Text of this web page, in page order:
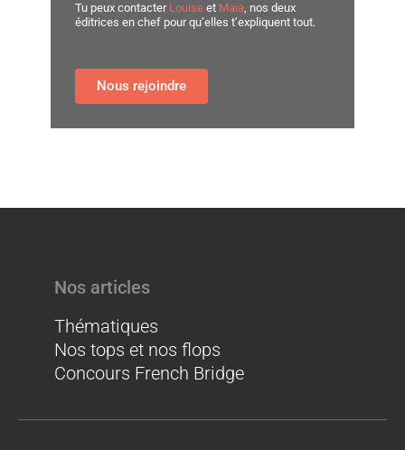
Tu peux contacter Louise et Maïa, nos deux
éditrices en chef pour qu’elles t’expliquent tout.
Nous rejoindre
Nos articles
Thématiques
Nos tops et nos flops
Concours French Bridge